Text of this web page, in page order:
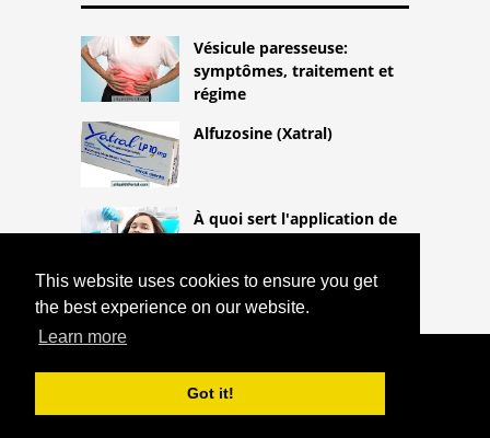
This website uses cookies to ensure you get
the best experience on our website.
Learn more
Got it!
Vésicule paresseuse:
symptômes, traitement et
régime
Alfuzosine (Xatral)
À quoi sert l'application de
COPYRIGHT 2026
HTTPS://THELIGHTLIFEBLOG.COM